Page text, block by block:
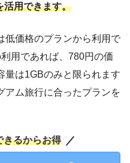
活用できます。
低価格のプランから利用で
用であれば、780円の価
量は1GBのみと限られます
アム旅行に合ったプランを
きるからお得